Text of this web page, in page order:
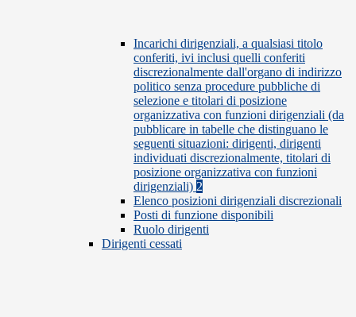
Incarichi dirigenziali, a qualsiasi titolo
conferiti, ivi inclusi quelli conferiti
discrezionalmente dall'organo di indirizzo
politico senza procedure pubbliche di
selezione e titolari di posizione
organizzativa con funzioni dirigenziali (da
pubblicare in tabelle che distinguano le
seguenti situazioni: dirigenti, dirigenti
individuati discrezionalmente, titolari di
posizione organizzativa con funzioni
dirigenziali) 2
Elenco posizioni dirigenziali discrezionali
Posti di funzione disponibili
Ruolo dirigenti
Dirigenti cessati